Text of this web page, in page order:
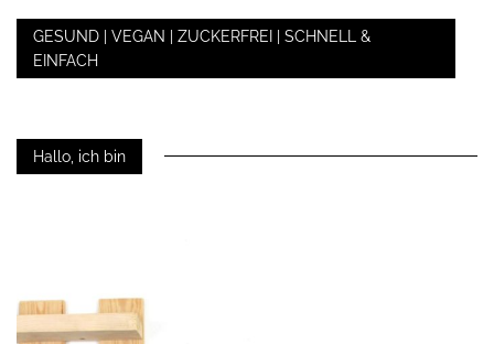
GESUND | VEGAN | ZUCKERFREI | SCHNELL &
EINFACH
Hallo, ich bin